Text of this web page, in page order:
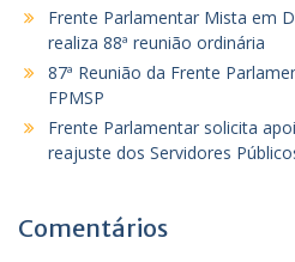
Frente Parlamentar Mista em
realiza 88ª reunião ordinária
87ª Reunião da Frente
FPMSP
Frente Parlamentar solicita
reajuste dos Servidores
Comentários